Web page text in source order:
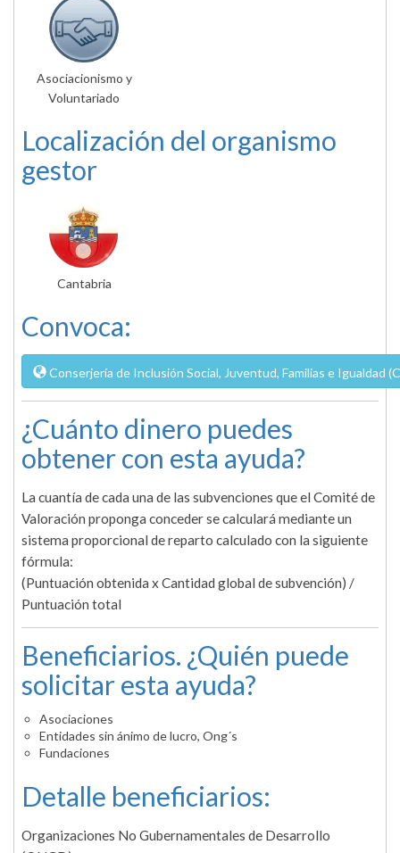
Asociacionismo y
Voluntariado
Localización del organismo
gestor
Cantabria
Convoca:
Conserjería de Inclusión Social, Juventud, Familias e Igualdad
¿Cuánto dinero puedes
obtener con esta ayuda?
La cuantía de cada una de las subvenciones que el Comité de
Valoración proponga conceder se calculará mediante un
sistema proporcional de reparto calculado con la siguiente
fórmula:
(Puntuación obtenida x Cantidad global de subvención) /
Puntuación total
Beneficiarios. ¿Quién puede
solicitar esta ayuda?
Asociaciones
Entidades sin ánimo de lucro, Ong´s
Fundaciones
Detalle beneficiarios:
Organizaciones No Gubernamentales de Desarrollo